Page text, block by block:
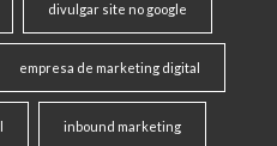
divulgar site no google
empresa de marketing digital
inbound marketing